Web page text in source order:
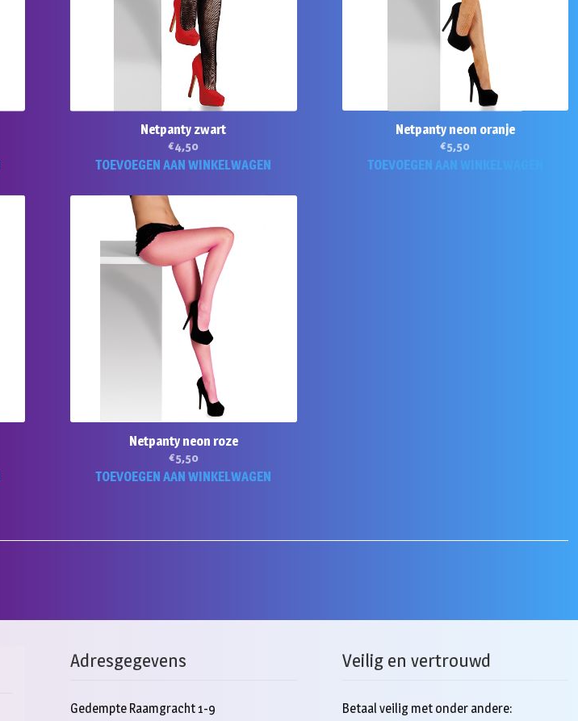
Netpanty zwart
€4,50
TOEVOEGEN AAN WINKELWAGEN
Netpanty neon oranje
€5,50
TOEVOEGEN AAN WINKELWAGEN
Netpanty neon roze
€5,50
TOEVOEGEN AAN WINKELWAGEN
Adresgegevens
Gedempte Raamgracht 1-9
Veilig en vertrouwd
Betaal veilig met onder andere: